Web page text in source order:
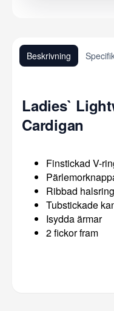
Beskrivning
Ladies`
Cardigan
Finstickad V-
Ribbad
Tubstickade
Isydda ärmar
2 fickor fram